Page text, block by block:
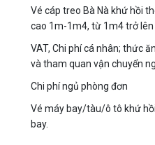
Vé cáp treo Bà Nà khứ hồi
cao 1m-1m4, từ 1m4 trở lên
VAT, Chi phí cá nhân; thức
và tham quan vận chuyển
Chi phí ngủ phòng đơn
Vé máy bay/tàu/ô tô khứ
bay.